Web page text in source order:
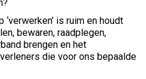
is ruim en houdt
bewaren, raadplegen,
brengen en het
die voor ons bepaalde